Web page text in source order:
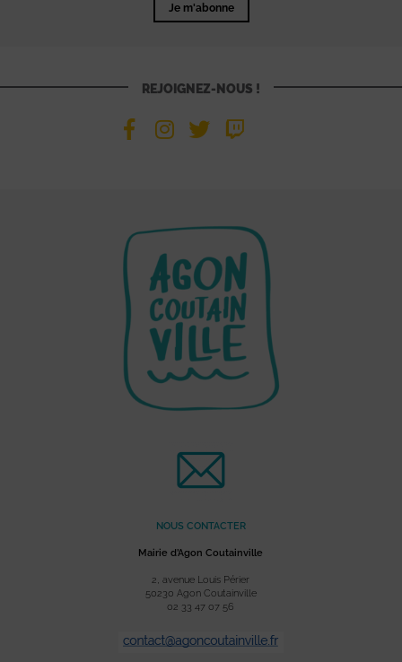
Je m'abonne
REJOIGNEZ-NOUS !
NOUS CONTACTER
Mairie d’Agon Coutainville
2, avenue Louis Périer
50230 Agon Coutainville
02 33 47 07 56